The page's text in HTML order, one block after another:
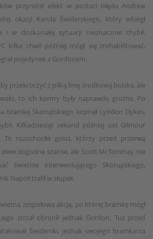
przyniósł efekt w postaci błędu Andrew
okazji Karola Świderskiego, który wbiegł
w doskonałej sytuacji nieznacznie chybił.
kilka chwil później mógł się zrehabilitować,
pojedynek z Gordonem.
przekroczyć z piłką linię środkową boiska, ale
to ich kontry były naprawdę groźne. Po
bramkę Skorupskiego kopnął Lyndon Dykes,
Kilkadziesiąt sekund później zaś Gilmour
To rozochociło gości, którzy przed przerwą
dogodne szanse, ale Scott McTominay nie
świetnie interweniującego Skorupskiego,
Napoli trafił w słupek.
zespołową akcją, po której bramkę mógł
strzał obronił jednak Gordon. Tuż przed
Świderski, jednak swojego bramkarza